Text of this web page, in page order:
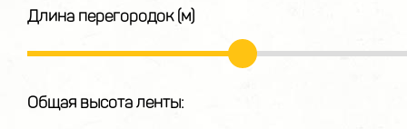
Длина перегородок (м)
Общая высота ленты: